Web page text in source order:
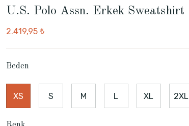
U.S. Polo Assn. Erkek Sweatshirt
2.419,95 ₺
Beden
XS S M L XL 2XL